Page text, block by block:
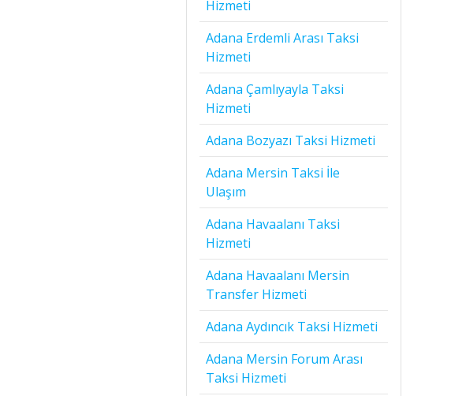
Hizmeti
Adana Erdemli Arası Taksi
Hizmeti
Adana Çamlıyayla Taksi
Hizmeti
Adana Bozyazı Taksi Hizmeti
Adana Mersin Taksi İle
Ulaşım
Adana Havaalanı Taksi
Hizmeti
Adana Havaalanı Mersin
Transfer Hizmeti
Adana Aydıncık Taksi Hizmeti
Adana Mersin Forum Arası
Taksi Hizmeti